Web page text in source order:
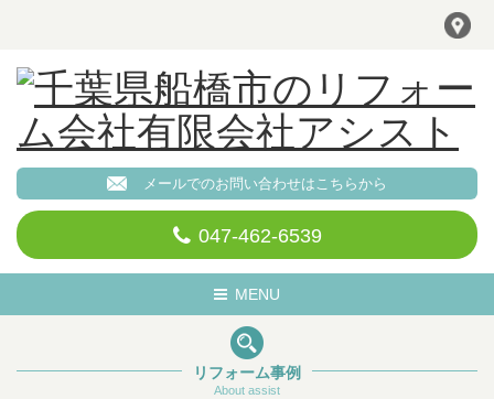
メールでのお問い合わせはこちらから
047-462-6539
Toggle
navigation
MENU
リフォーム事例
About assist